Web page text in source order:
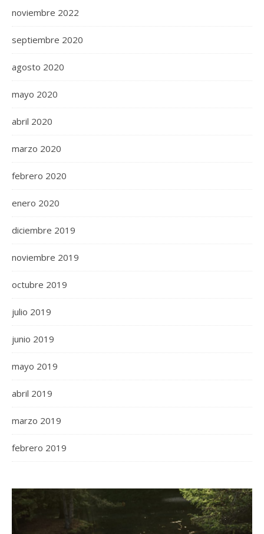
noviembre 2022
septiembre 2020
agosto 2020
mayo 2020
abril 2020
marzo 2020
febrero 2020
enero 2020
diciembre 2019
noviembre 2019
octubre 2019
julio 2019
junio 2019
mayo 2019
abril 2019
marzo 2019
febrero 2019